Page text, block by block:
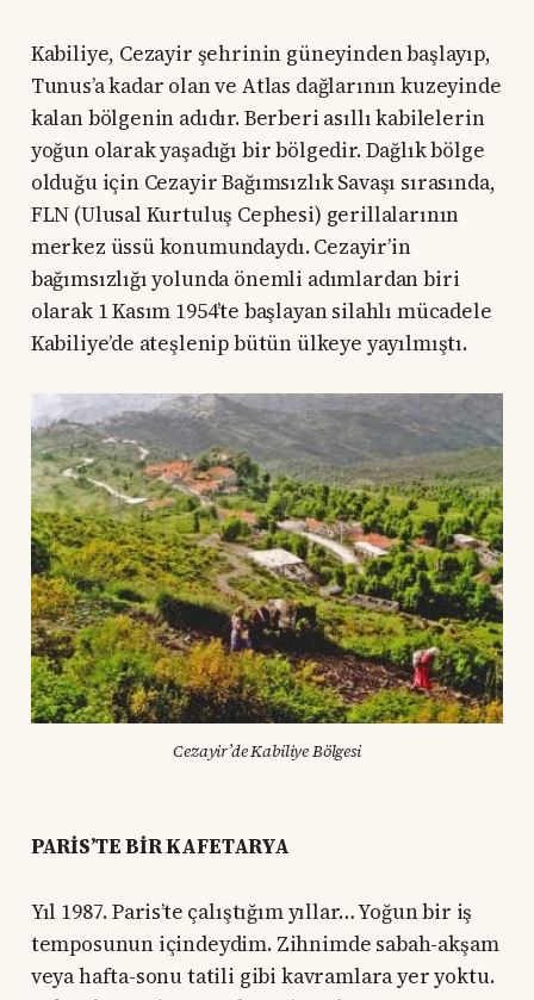
Kabiliye, Cezayir şehrinin güneyinden başlayıp,
Tunus’a kadar olan ve Atlas dağlarının kuzeyinde
kalan bölgenin adıdır. Berberi asıllı kabilelerin
yoğun olarak yaşadığı bir bölgedir. Dağlık bölge
olduğu için Cezayir Bağımsızlık Savaşı sırasında,
FLN (Ulusal Kurtuluş Cephesi) gerillalarının
merkez üssü konumundaydı. Cezayir’in
bağımsızlığı yolunda önemli adımlardan biri
olarak 1 Kasım 1954’te başlayan silahlı mücadele
Kabiliye’de ateşlenip bütün ülkeye yayılmıştı.
Cezayir’de Kabiliye Bölgesi
PARİS’TE BİR KAFETARYA
Yıl 1987. Paris’te çalıştığım yıllar… Yoğun bir iş
temposunun içindeydim. Zihnimde sabah-akşam
veya hafta-sonu tatili gibi kavramlara yer yoktu.